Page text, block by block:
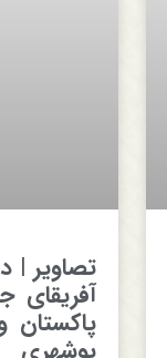
تصاویر |
آفریقای
پاکستان